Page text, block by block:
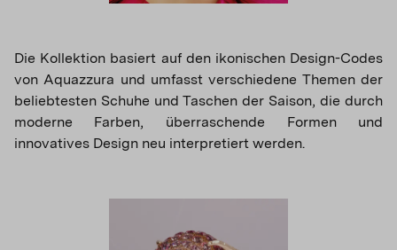
Die Kollektion basiert auf den ikonischen Design-Codes
von Aquazzura und umfasst verschiedene Themen der
beliebtesten Schuhe und Taschen der Saison, die durch
moderne Farben, überraschende Formen und
innovatives Design neu interpretiert werden.